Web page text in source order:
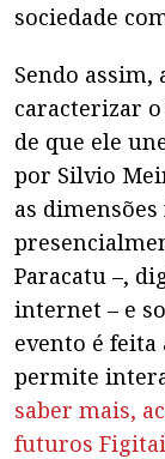
sociedade
Sendo assim,
caracterizar
de que ele
por Silvio
as
Paracatu –,
internet – e
evento é feita
permite
saber mais,
futuros